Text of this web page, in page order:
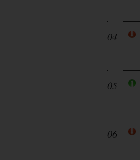
04
05
06